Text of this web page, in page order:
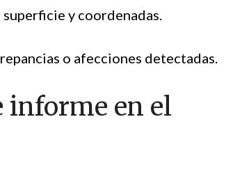
y coordenadas.
o afecciones detectadas.
informe en el